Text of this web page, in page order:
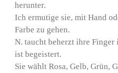
herunter.
Ich ermutige sie, mit Hand
Farbe zu gehen.
N. taucht beherzt ihre
ist begeistert.
Sie wählt Rosa, Gelb, Grün,